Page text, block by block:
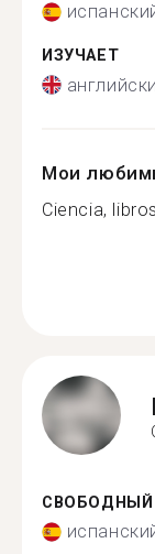
ИЗУЧАЕТ
Мои
Ciencia,
СВОБОДНЫЙ